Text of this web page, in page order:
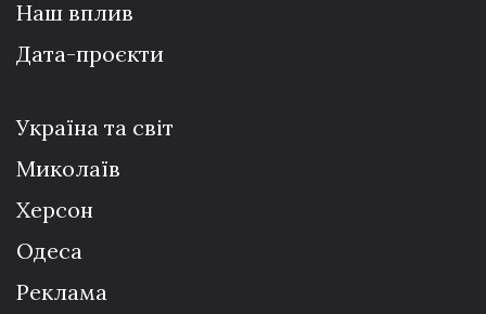
Наш вплив
Дата-проєкти
Україна та світ
Миколаїв
Херсон
Одеса
Реклама